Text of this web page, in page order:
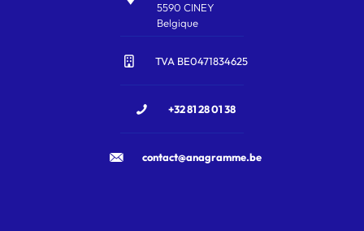
5590 CINEY
Belgique
TVA BE0471834625
+32 81 28 01 38
contact@anagramme.be